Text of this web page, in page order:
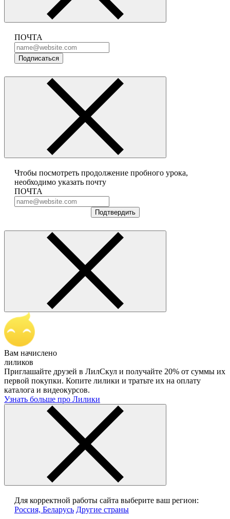
ПОЧТА
Подписаться
Чтобы посмотреть продолжение пробного урока,
необходимо указать почту
ПОЧТА
Подтвердить
Вам начислено
лиликов
Приглашайте друзей в ЛилСкул и получайте 20% от суммы их
первой покупки. Копите лилики и тратьте их на оплату
каталога и видеокурсов.
Узнать больше про Лилики
Для корректной работы сайта выберите ваш регион:
Россия, Беларусь Другие страны